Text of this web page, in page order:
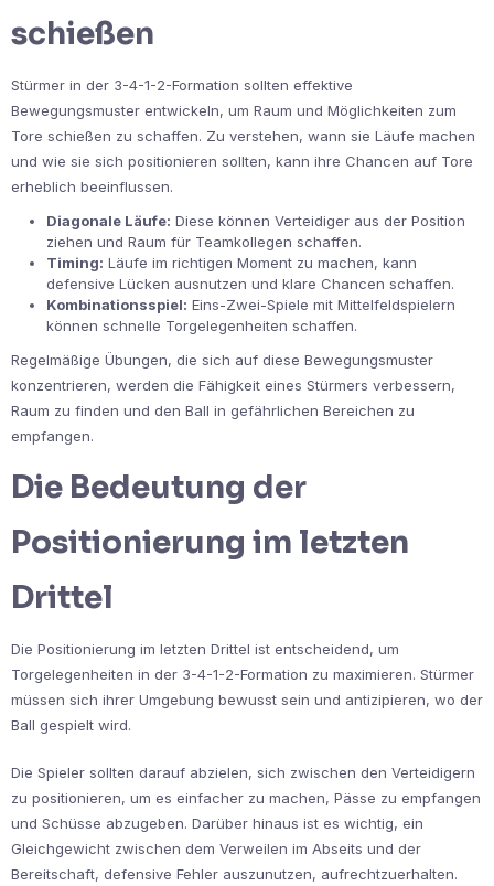
schießen
Stürmer in der 3-4-1-2-Formation sollten effektive
Bewegungsmuster entwickeln, um Raum und Möglichkeiten zum
Tore schießen zu schaffen. Zu verstehen, wann sie Läufe machen
und wie sie sich positionieren sollten, kann ihre Chancen auf Tore
erheblich beeinflussen.
Diagonale Läufe: Diese können Verteidiger aus der Position
ziehen und Raum für Teamkollegen schaffen.
Timing: Läufe im richtigen Moment zu machen, kann
defensive Lücken ausnutzen und klare Chancen schaffen.
Kombinationsspiel: Eins-Zwei-Spiele mit Mittelfeldspielern
können schnelle Torgelegenheiten schaffen.
Regelmäßige Übungen, die sich auf diese Bewegungsmuster
konzentrieren, werden die Fähigkeit eines Stürmers verbessern,
Raum zu finden und den Ball in gefährlichen Bereichen zu
empfangen.
Die Bedeutung der
Positionierung im letzten
Drittel
Die Positionierung im letzten Drittel ist entscheidend, um
Torgelegenheiten in der 3-4-1-2-Formation zu maximieren. Stürmer
müssen sich ihrer Umgebung bewusst sein und antizipieren, wo der
Ball gespielt wird.
Die Spieler sollten darauf abzielen, sich zwischen den Verteidigern
zu positionieren, um es einfacher zu machen, Pässe zu empfangen
und Schüsse abzugeben. Darüber hinaus ist es wichtig, ein
Gleichgewicht zwischen dem Verweilen im Abseits und der
Bereitschaft, defensive Fehler auszunutzen, aufrechtzuerhalten.